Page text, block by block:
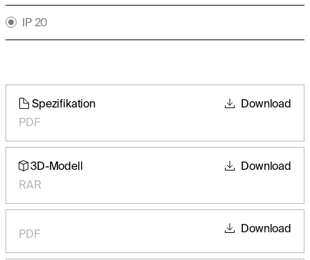
IP 20
Spezifikation
PDF
Download
3D-Modell
RAR
Download
PDF Download